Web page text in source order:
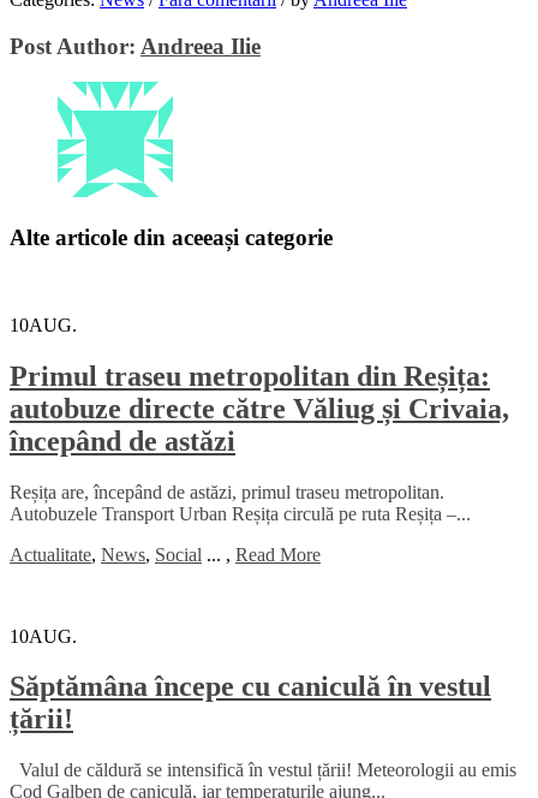
Email
Post Author: Andreea Ilie
Alte articole din aceeași categorie
10AUG.
Primul traseu metropolitan din Reșița:
autobuze directe către Văliug și Crivaia,
începând de astăzi
Reșița are, începând de astăzi, primul traseu metropolitan.
Autobuzele Transport Urban Reșița circulă pe ruta Reșița –...
Actualitate, News, Social ... , Read More
10AUG.
Săptămâna începe cu caniculă în vestul
țării!
Valul de căldură se intensifică în vestul țării! Meteorologii au emis
Cod Galben de caniculă, iar temperaturile ajung...